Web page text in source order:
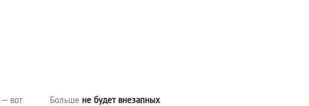
— вот
Больше не будет внезапных